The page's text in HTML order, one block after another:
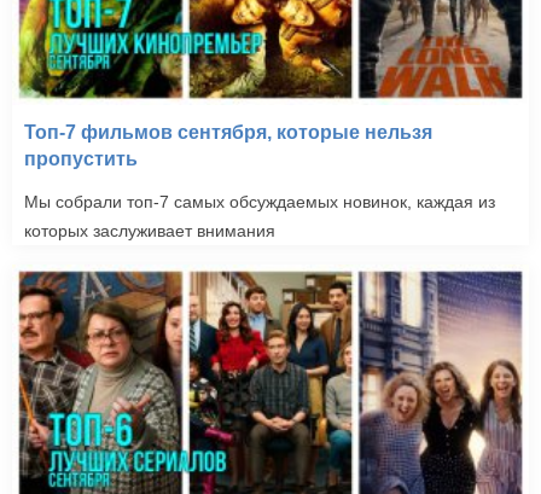
Топ-7 фильмов сентября, которые нельзя
пропустить
Мы собрали топ-7 самых обсуждаемых новинок, каждая из
которых заслуживает внимания